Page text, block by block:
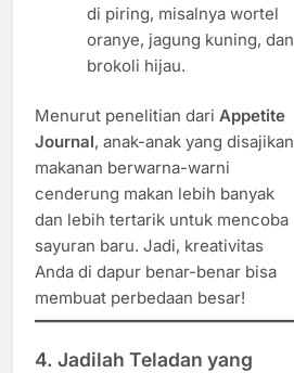
di piring, misalnya wortel
oranye, jagung kuning, dan
brokoli hijau.
Menurut penelitian dari Appetite
Journal, anak-anak yang disajikan
makanan berwarna-warni
cenderung makan lebih banyak
dan lebih tertarik untuk mencoba
sayuran baru. Jadi, kreativitas
Anda di dapur benar-benar bisa
membuat perbedaan besar!
4. Jadilah Teladan yang